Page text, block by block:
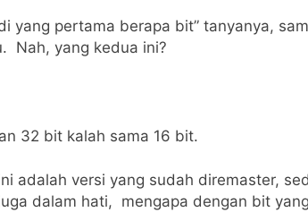
yang pertama berapa bit” tanyanya,
Nah, yang kedua ini?
32 bit kalah sama 16 bit.
adalah versi yang sudah diremaster,
dalam hati, mengapa dengan bit